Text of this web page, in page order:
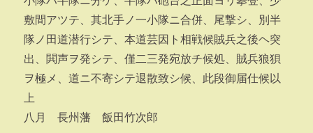
敷間アツテ、其北手ノ一小隊ニ合併、尾撃シ、別半
隊ノ田道潜行シテ、本道芸因ト相戦候賊兵之後ヘ突
出、閧声ヲ発シテ、僅二三発宛放チ候処、賊兵狼狽
ヲ極メ、道ニ不寄シテ退散致シ候、此段御届仕候以
上
八月 長州藩 飯田竹次郎